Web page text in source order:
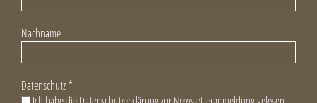
Nachname
Datenschutz *